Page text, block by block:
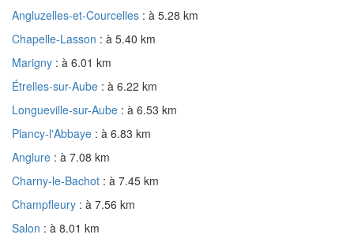
Angluzelles-et-Courcelles : à 5.28 km
Chapelle-Lasson : à 5.40 km
Marigny : à 6.01 km
Étrelles-sur-Aube : à 6.22 km
Longueville-sur-Aube : à 6.53 km
Plancy-l'Abbaye : à 6.83 km
Anglure : à 7.08 km
Charny-le-Bachot : à 7.45 km
Champfleury : à 7.56 km
Salon : à 8.01 km